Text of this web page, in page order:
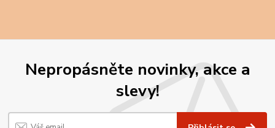
Nepropásněte novinky, akce a
slevy!